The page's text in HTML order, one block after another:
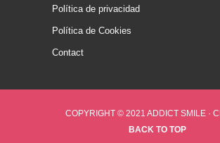
Política de privacidad
Política de Cookies
Contact
COPYRIGHT © 2021 ADDICT SMILE ·
BACK TO TOP